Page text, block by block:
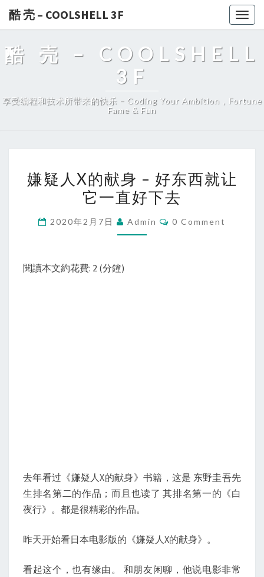
酷 壳 – COOLSHELL 3F
酷 壳 – COOLSHELL
3F
享受编程和技术所带来的快乐 – Coding Your Ambition，Fortune
Fame & Fun
疑
人
嫌疑人X的献身 – 好东西就让
它一直好下去
2020年2月7日 Admin Comments
0 Comment
閱讀本文約花費: 2 (分鐘)
去年看过《嫌疑人X的献身》书籍，这是 东野圭吾先
生排名第二的作品；而且也读了 其排名第一的《白
夜行》。都是很精彩的作品。
昨天开始看日本电影版的《嫌疑人X的献身》。
看起这个，也有缘由。 和朋友闲聊，他说电影非常